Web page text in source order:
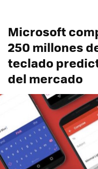
Microsoft
250 millones
teclado
del mercado